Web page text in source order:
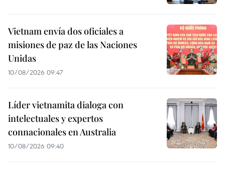
Vietnam envía dos oficiales a
misiones de paz de las Naciones
Unidas
10/08/2026 09:47
Líder vietnamita dialoga con
intelectuales y expertos
connacionales en Australia
10/08/2026 09:40